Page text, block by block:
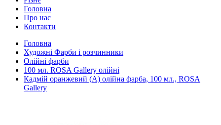
Головна
Про нас
Контакти
Головна
Художні Фарби і розчинники
Олійні фарби
100 мл. ROSA Gallery олійні
Кадмій оранжевий (А) олійна фарба, 100 мл., ROSA
Gallery